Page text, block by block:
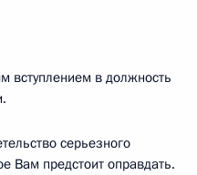
вступлением в должность
серьезного
Вам предстоит оправдать.